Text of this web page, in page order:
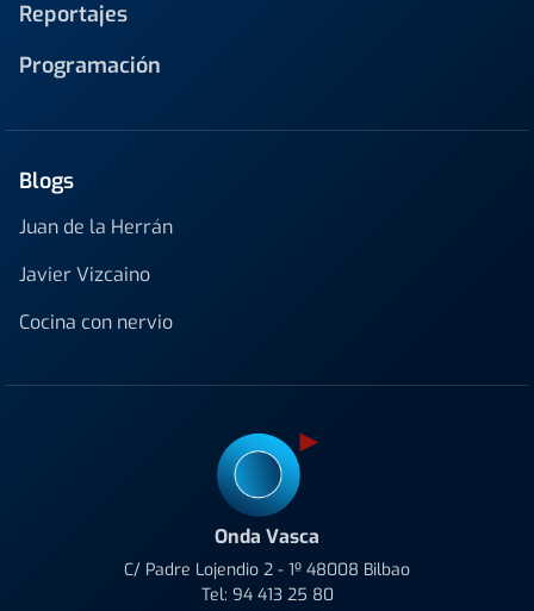
Reportajes
Programación
Blogs
Juan de la Herrán
Javier Vizcaino
Cocina con nervio
Onda Vasca
C/ Padre Lojendio 2 - 1º 48008 Bilbao
Tel: 94 413 25 80